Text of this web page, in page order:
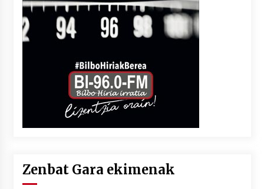
Zenbat Gara ekimenak